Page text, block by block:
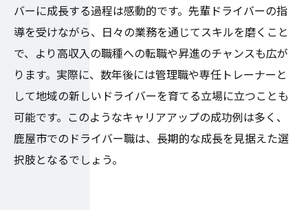
バーに成長する過程は感動的です。先輩ドライバーの指
導を受けながら、日々の業務を通じてスキルを磨くこと
で、より高収入の職種への転職や昇進のチャンスも広が
ります。実際に、数年後には管理職や専任トレーナーと
して地域の新しいドライバーを育てる立場に立つことも
可能です。このようなキャリアアップの成功例は多く、
鹿屋市でのドライバー職は、長期的な成長を見据えた選
択肢となるでしょう。